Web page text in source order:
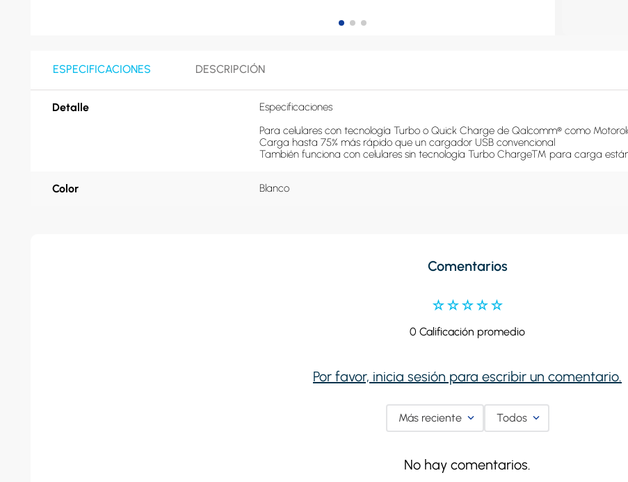
ESPECIFICACIONES DESCRIPCIÓN
Detalle
Especificaciones
Para celulares con tecnología Turbo o Quick Charge de Qalcomm® como
Carga hasta 75% más rápido que un cargador USB convencional
También funciona con celulares sin tecnología Turbo Charge™ para carga
Color Blanco
Comentarios
☆☆☆☆☆
0 Calificación promedio
Por favor, inicia sesión para escribir un comentario.
Más reciente Todos
No hay comentarios.